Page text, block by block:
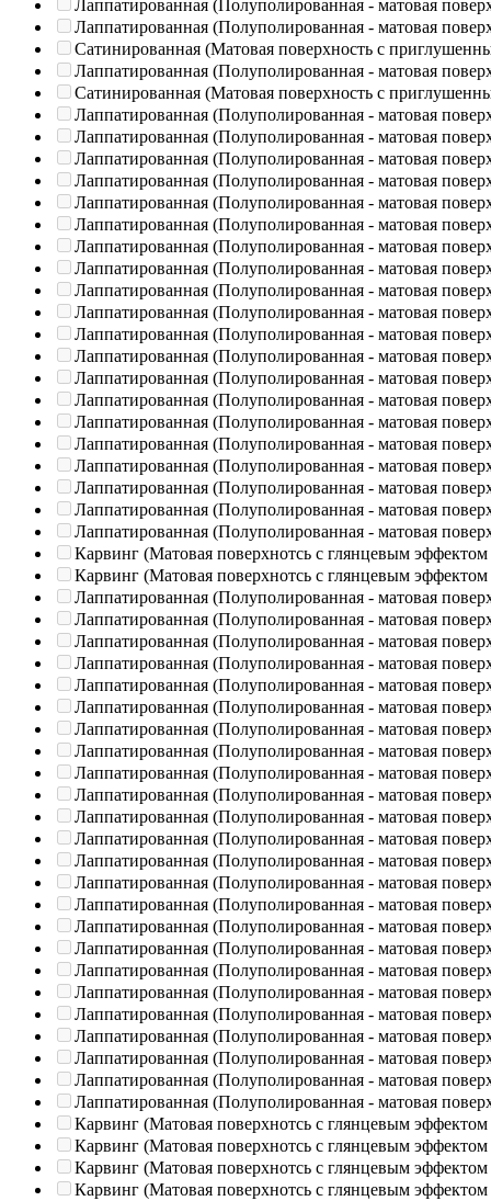
Лаппатированная (Полуполированная - матовая
Лаппатированная (Полуполированная - матовая
Сатинированная (Матовая поверхность с
Лаппатированная (Полуполированная - матовая
Сатинированная (Матовая поверхность с
Лаппатированная (Полуполированная - матовая
Лаппатированная (Полуполированная - матовая
Лаппатированная (Полуполированная - матовая
Лаппатированная (Полуполированная - матовая
Лаппатированная (Полуполированная - матовая
Лаппатированная (Полуполированная - матовая
Лаппатированная (Полуполированная - матовая
Лаппатированная (Полуполированная - матовая
Лаппатированная (Полуполированная - матовая
Лаппатированная (Полуполированная - матовая
Лаппатированная (Полуполированная - матовая
Лаппатированная (Полуполированная - матовая
Лаппатированная (Полуполированная - матовая
Лаппатированная (Полуполированная - матовая
Лаппатированная (Полуполированная - матовая
Лаппатированная (Полуполированная - матовая
Лаппатированная (Полуполированная - матовая
Лаппатированная (Полуполированная - матовая
Лаппатированная (Полуполированная - матовая
Лаппатированная (Полуполированная - матовая
Карвинг (Матовая поверхнотсь с глянцевым эффектом
Карвинг (Матовая поверхнотсь с глянцевым эффектом
Лаппатированная (Полуполированная - матовая
Лаппатированная (Полуполированная - матовая
Лаппатированная (Полуполированная - матовая
Лаппатированная (Полуполированная - матовая
Лаппатированная (Полуполированная - матовая
Лаппатированная (Полуполированная - матовая
Лаппатированная (Полуполированная - матовая
Лаппатированная (Полуполированная - матовая
Лаппатированная (Полуполированная - матовая
Лаппатированная (Полуполированная - матовая
Лаппатированная (Полуполированная - матовая
Лаппатированная (Полуполированная - матовая
Лаппатированная (Полуполированная - матовая
Лаппатированная (Полуполированная - матовая
Лаппатированная (Полуполированная - матовая
Лаппатированная (Полуполированная - матовая
Лаппатированная (Полуполированная - матовая
Лаппатированная (Полуполированная - матовая
Лаппатированная (Полуполированная - матовая
Лаппатированная (Полуполированная - матовая
Лаппатированная (Полуполированная - матовая
Лаппатированная (Полуполированная - матовая
Лаппатированная (Полуполированная - матовая
Лаппатированная (Полуполированная - матовая
Карвинг (Матовая поверхнотсь с глянцевым эффектом
Карвинг (Матовая поверхнотсь с глянцевым эффектом
Карвинг (Матовая поверхнотсь с глянцевым эффектом
Карвинг (Матовая поверхнотсь с глянцевым эффектом